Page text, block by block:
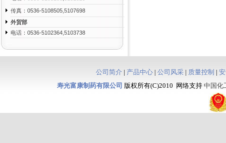
传真：0536-5108505,5107698
外贸部
电话：0536-5102364,5103738
公司简介 | 产品中心 | 公司风采 | 质量控制 |
寿光富康制药有限公司 版权所有(C)2010 网络支持 中国化